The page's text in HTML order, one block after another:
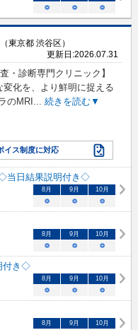
○ ○ ○
（東京都 渋谷区）
更新日:2026.07.31
査・診断専門クリニック】
変化を、より鮮明に捉える
のMRI ... 続きを読む▼
イス制度に対応
当日結果説明付き◇
8月 9月 10月
○ ○ ○
8月 9月 10月
○ ○ ○
付き◇
8月 9月 10月
○ ○ ○
8月 9月 10月